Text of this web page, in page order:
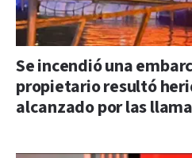
Se incendió una
propietario resultó
alcanzado por las